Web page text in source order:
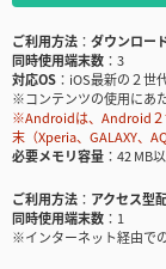
ご利用方法
ダウンロー
同時使用端末数
3
対応OS
iOS最新の２世
※コンテンツの使用にあ
※Androidは、Android２
末（Xperia、GALAXY、
必要メモリ容量
42 MB
ご利用方法
アクセス型
同時使用端末数
1
※インターネット経由で